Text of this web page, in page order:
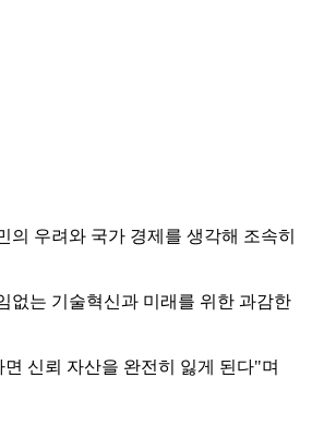
우려와 국가 경제를 생각해 조속히
없는 기술혁신과 미래를 위한 과감한
신뢰 자산을 완전히 잃게 된다"며